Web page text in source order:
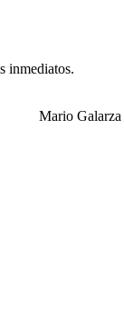
inmediatos.